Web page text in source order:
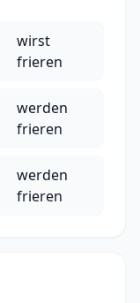
wirst
frieren
werden
frieren
werden
frieren